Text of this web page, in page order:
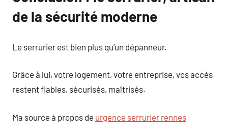
de la sécurité moderne
Le serrurier est bien plus qu’un dépanneur.
Grâce à lui, votre logement, votre entreprise, vos accès
restent fiables, sécurisés, maîtrisés.
Ma source à propos de urgence serrurier rennes